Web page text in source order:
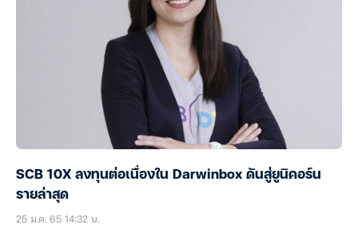
SCB 10X ลงทุนต่อเนื่องใน Darwinbox ดันสู่ยูนิคอร์น
รายล่าสุด
25 ม.ค. 65 14:32 น.